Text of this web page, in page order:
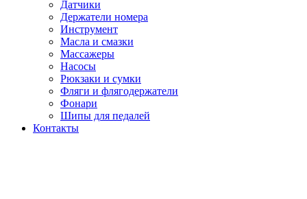
Датчики
Держатели номера
Инструмент
Масла и смазки
Массажеры
Насосы
Рюкзаки и сумки
Фляги и флягодержатели
Фонари
Шипы для педалей
Контакты